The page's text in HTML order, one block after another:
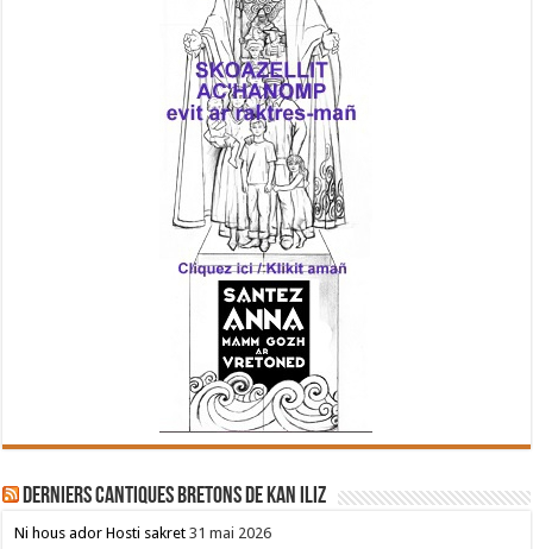
Derniers cantiques bretons de Kan Iliz
Ni hous ador Hosti sakret 31 mai 2026